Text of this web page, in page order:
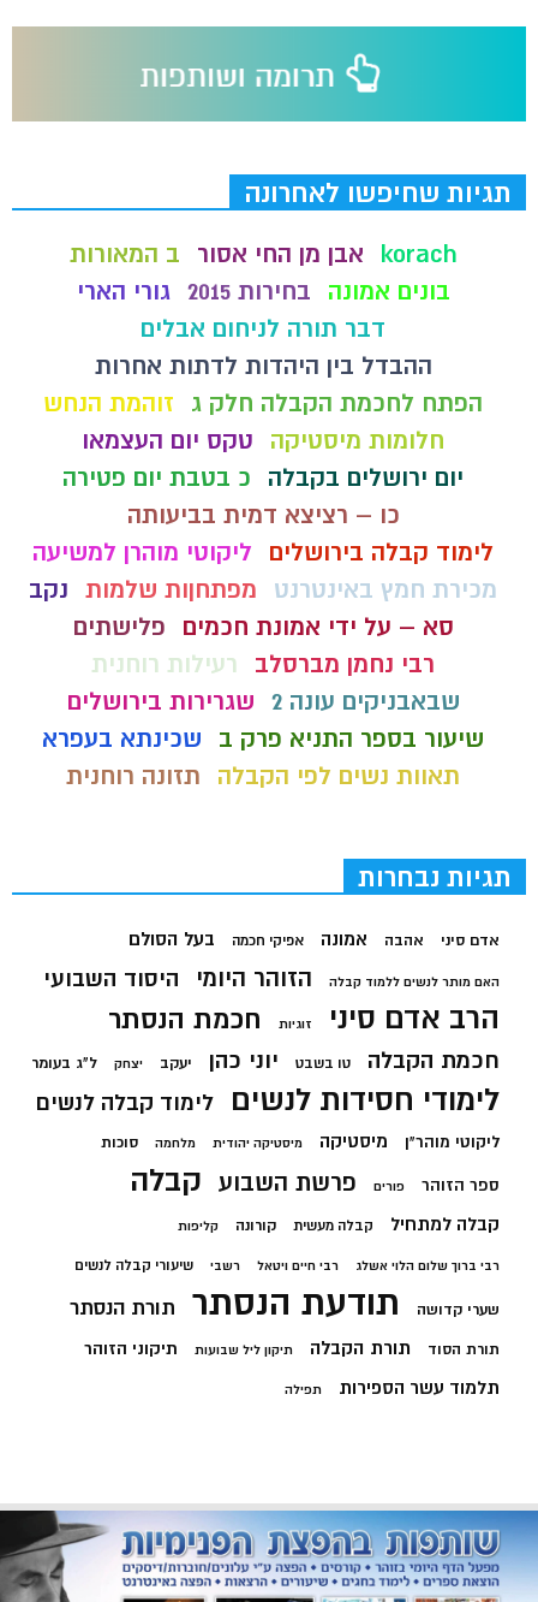
תגיות שחיפשו לאחרונה
korach אבן מן החי אסור
ב המאורות
בונים אמונה
בחירות 2015
גורי הארי
דבר תורה לניחום אבלים
ההבדל בין היהדות לדתות אחרות
הפתח לחכמת הקבלה חלק ג
זוהמת הנחש
חלומות מיסטיקה
טקס יום העצמאו
יום ירושלים בקבלה
כ בטבת יום פטירה
כו – רציצא דמית בביעותה
לימוד קבלה בירושלים
ליקוטי מוהרן למשיעה
מכירת חמץ באינטרנט
מפתחןות שלמות נקב
סא – על ידי אמונת חכמים
פלישתים
רבי נחמן מברסלב
רעילות רוחנית
שבאבניקים עונה 2
שגרירות בירושלים
שיעור בספר התניא פרק ב
שכינתא בעפרא
תאוות נשים לפי הקבלה
תזונה רוחנית
תגיות נבחרות
אדם סיני אהבה אמונה אפיקי חכמה בעל הסולם
האם מותר לנשים ללמוד קבלה הזוהר היומי היסוד השבועי
הרב אדם סיני זוגיות חכמת הנסתר
חכמת הקבלה טו בשבט יוני כהן יעקב יצחק ל"ג בעומר
לימודי חסידות לנשים לימוד קבלה לנשים
ליקוטי מוהר"ן מיסטיקה מיסטיקה יהודית מלחמה סוכות
ספר הזוהר פורים פרשת השבוע קבלה
קבלה למתחיל קבלה מעשית קורונה קליפות
רבי ברוך שלום הלוי אשלג רבי חיים ויטאל רשבי שיעורי קבלה לנשים
שערי קדושה תודעת הנסתר תורת הנסתר
תורת הסוד תורת הקבלה תיקון ליל שבועות תיקוני הזוהר
תלמוד עשר הספירות תפילה